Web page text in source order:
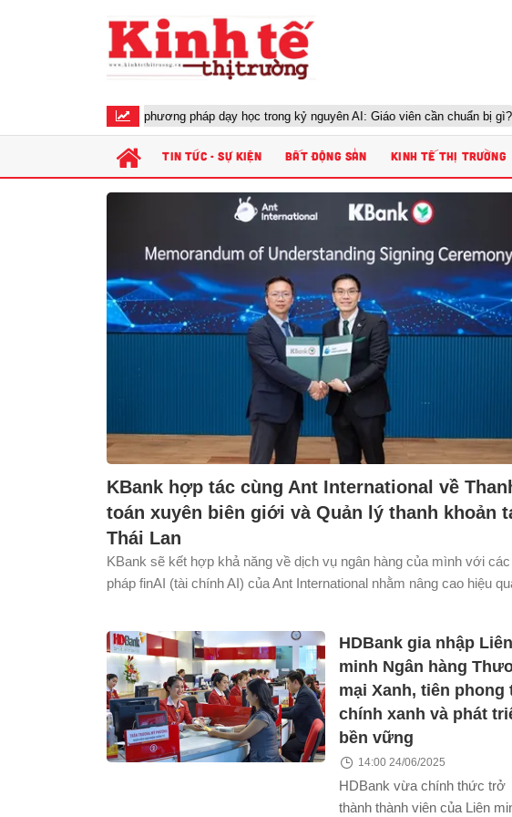
Đổi mới phương pháp dạy học trong kỷ nguyên AI: Giáo viên cần chuẩn bị gì?
TIN TỨC - SỰ KIỆN BẤT ĐỘNG SẢN KINH TẾ THỊ TRƯỜNG
KBank hợp tác cùng Ant International về
toán xuyên biên giới và Quản lý thanh khoản
Thái Lan
KBank sẽ kết hợp khả năng về dịch vụ ngân hàng của mình với các
pháp finAI (tài chính AI) của Ant International nhằm nâng cao hiệu
HDBank gia nhập Liên
minh Ngân hàng
mại Xanh, tiên phong
chính xanh và phát
bền vững
14:00 24/06/2025
HDBank vừa chính thức trở
thành thành viên của Liên